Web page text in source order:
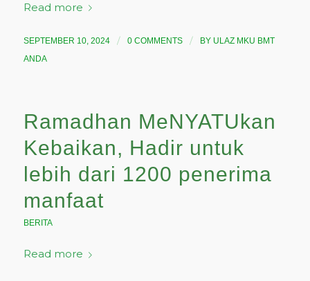
Read more
SEPTEMBER 10, 2024 / 0 COMMENTS / BY ULAZ MKU BMT
ANDA
Ramadhan MeNYATUkan
Kebaikan, Hadir untuk
lebih dari 1200 penerima
manfaat
BERITA
Read more